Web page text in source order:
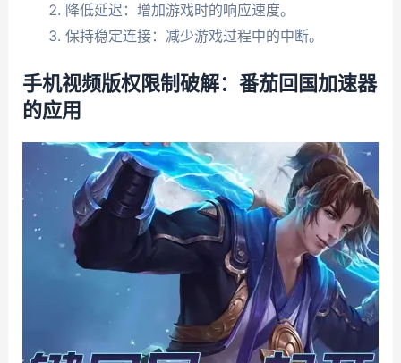
降低延迟：增加游戏时的响应速度。
保持稳定连接：减少游戏过程中的中断。
手机视频版权限制破解：番茄回国加速器
的应用